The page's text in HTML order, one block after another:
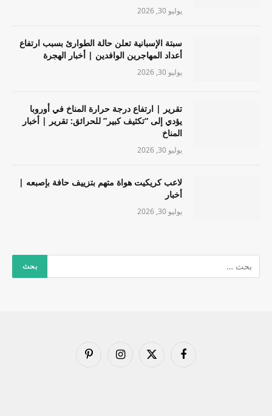
يوليو 30, 2026
سبتة الإسبانية تعلن حالة الطوارئ بسبب ارتفاع
أعداد المهاجرين الوافدين | أخبار الهجرة
يوليو 30, 2026
تقرير | ارتفاع درجة حرارة المناخ في أوروبا
يؤدي إلى “تكثيف كبير” للحرائق: تقرير | أخبار
المناخ
يوليو 30, 2026
لاعب كريكيت هواة متهم بتزييف حافة بإصبعه |
أخبار
يوليو 30, 2026
فيسبوك
X
الانستغرامبينتيريست